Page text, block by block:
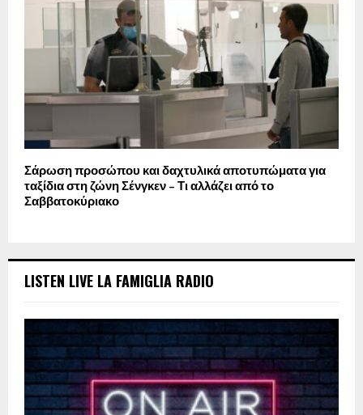
Σάρωση προσώπου και δαχτυλικά αποτυπώματα για
ταξίδια στη ζώνη Σένγκεν – Τι αλλάζει από το
Σαββατοκύριακο
LISTEN LIVE LA FAMIGLIA RADIO